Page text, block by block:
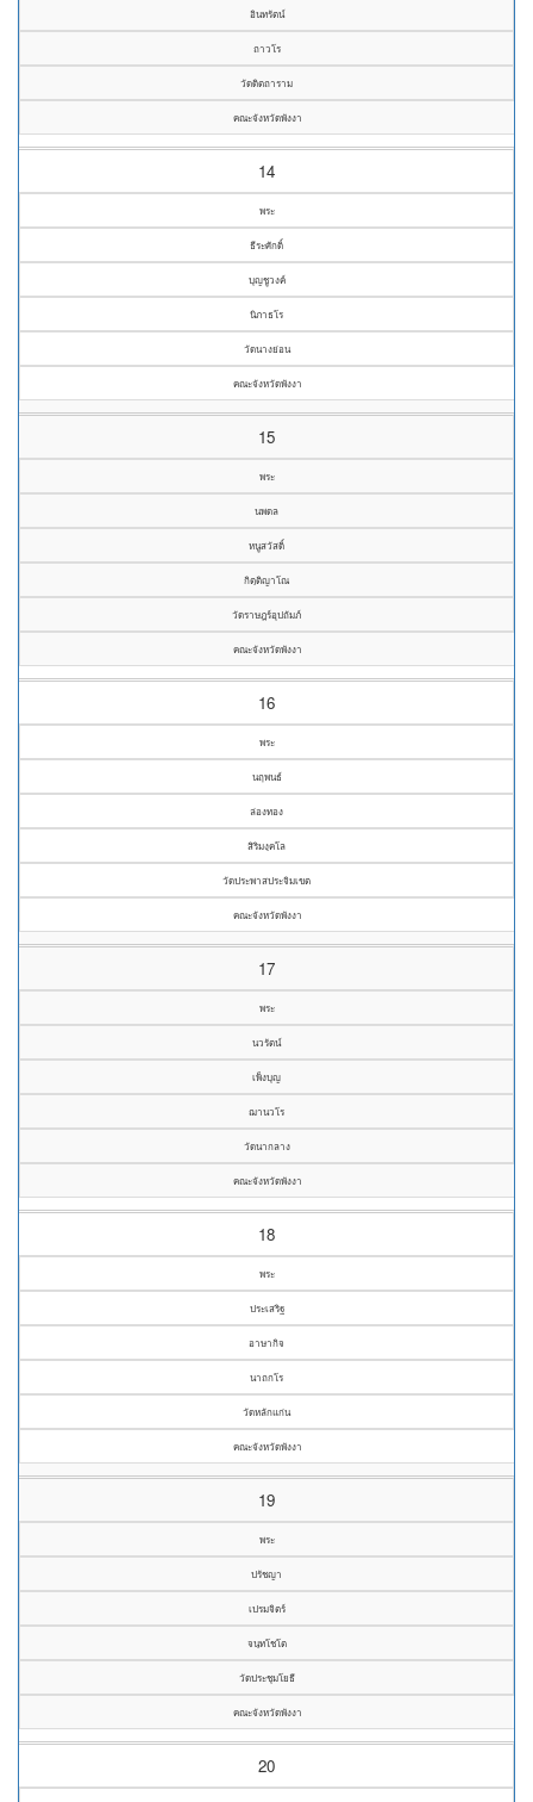
อินทรัตน์
ถาวโร
วัดดิตถาราม
คณะจังหวัดพังงา
14
พระ
ธีระศักดิ์
บุญชูวงค์
นิภาธโร
วัดนางย่อน
คณะจังหวัดพังงา
15
พระ
นพดล
หนูสวัสดิ์
กิตฺติญาโณ
วัดราษฎร์อุปถัมภ์
คณะจังหวัดพังงา
16
พระ
นฤพนธ์
ล่องทอง
สิริมงฺคโล
วัดประพาสประจิมเขต
คณะจังหวัดพังงา
17
พระ
นวรัตน์
เพ็งบุญ
ฌานวโร
วัดนากลาง
คณะจังหวัดพังงา
18
พระ
ประเสริฐ
อาษากิจ
นาถกโร
วัดหลักแก่น
คณะจังหวัดพังงา
19
พระ
ปรัชญา
เปรมจิตร์
จนฺทโชโต
วัดประชุมโยธี
คณะจังหวัดพังงา
20